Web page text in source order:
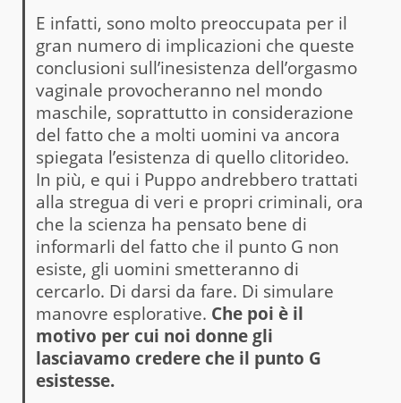
E infatti, sono molto preoccupata per il
gran numero di implicazioni che queste
conclusioni sull’inesistenza dell’orgasmo
vaginale provocheranno nel mondo
maschile, soprattutto in considerazione
del fatto che a molti uomini va ancora
spiegata l’esistenza di quello clitorideo.
In più, e qui i Puppo andrebbero trattati
alla stregua di veri e propri criminali, ora
che la scienza ha pensato bene di
informarli del fatto che il punto G non
esiste, gli uomini smetteranno di
cercarlo. Di darsi da fare. Di simulare
manovre esplorative. Che poi è il
motivo per cui noi donne gli
lasciavamo credere che il punto G
esistesse.